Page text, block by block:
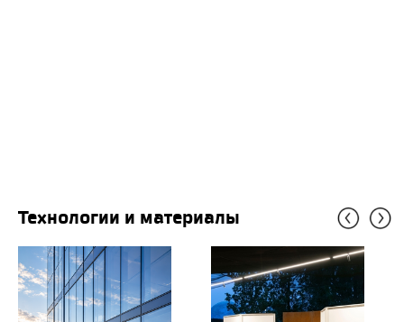
Технологии и материалы